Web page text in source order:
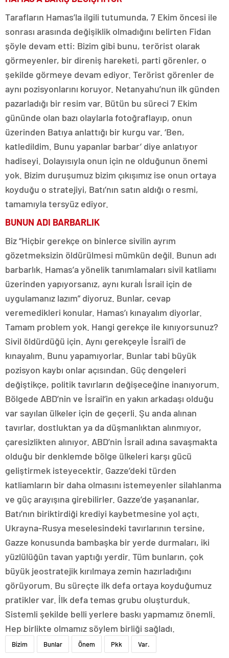
Tarafların Hamas’la ilgili tutumunda, 7 Ekim öncesi ile
sonrası arasında değişiklik olmadığını belirten Fidan
şöyle devam etti: Bizim gibi bunu, terörist olarak
görmeyenler, bir direniş hareketi, parti görenler, o
şekilde görmeye devam ediyor. Terörist görenler de
aynı pozisyonlarını koruyor. Netanyahu’nun ilk günden
pazarladığı bir resim var. Bütün bu süreci 7 Ekim
gününde olan bazı olaylarla fotoğraflayıp, onun
üzerinden Batıya anlattığı bir kurgu var. ‘Ben,
katledildim. Bunu yapanlar barbar’ diye anlatıyor
hadiseyi. Dolayısıyla onun için ne olduğunun önemi
yok. Bizim duruşumuz bizim çıkışımız ise onun ortaya
koyduğu o stratejiyi, Batı’nın satın aldığı o resmi,
tamamıyla tersyüz ediyor.
BUNUN ADI BARBARLIK
Biz “Hiçbir gerekçe on binlerce sivilin ayrım
gözetmeksizin öldürülmesi mümkün değil. Bunun adı
barbarlık. Hamas’a yönelik tanımlamaları sivil katliamı
üzerinden yapıyorsanız, aynı kuralı İsrail için de
uygulamanız lazım” diyoruz. Bunlar, cevap
veremedikleri konular. Hamas’ı kınayalım diyorlar.
Tamam problem yok. Hangi gerekçe ile kınıyorsunuz?
Sivil öldürdüğü için. Aynı gerekçeyle İsrail’i de
kınayalım. Bunu yapamıyorlar. Bunlar tabi büyük
pozisyon kaybı onlar açısından. Güç dengeleri
değiştikçe, politik tavırların değişeceğine inanıyorum.
Bölgede ABD’nin ve İsrail’in en yakın arkadaşı olduğu
var sayılan ülkeler için de geçerli. Şu anda alınan
tavırlar, dostluktan ya da düşmanlıktan alınmıyor,
çaresizlikten alınıyor. ABD’nin İsrail adına savaşmakta
olduğu bir denklemde bölge ülkeleri karşı gücü
geliştirmek isteyecektir. Gazze’deki türden
katliamların bir daha olmasını istemeyenler silahlanma
ve güç arayışına girebilirler. Gazze’de yaşananlar,
Batı’nın biriktirdiği krediyi kaybetmesine yol açtı.
Ukrayna-Rusya meselesindeki tavırlarının tersine,
Gazze konusunda bambaşka bir yerde durmaları, iki
yüzlülüğün tavan yaptığı yerdir. Tüm bunların, çok
büyük jeostratejik kırılmaya zemin hazırladığını
görüyorum. Bu süreçte ilk defa ortaya koyduğumuz
pratikler var. İlk defa temas grubu oluşturduk.
Sistemli şekilde belli yerlere baskı yapmamız önemli.
Hep birlikte olmamız söylem birliği sağladı.
Bizim Bunlar Önem Pkk Var.